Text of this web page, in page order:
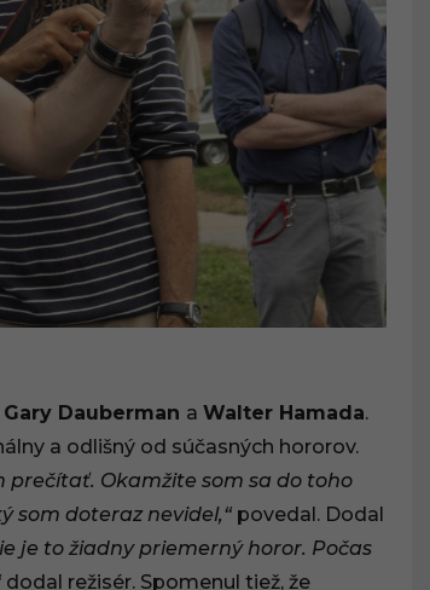
Gary Dauberman a Walter Hamada.
a odlišný od súčasných hororov.
prečítať. Okamžite som sa do toho
som doteraz nevidel,“ povedal. Dodal
je to žiadny priemerný horor. Počas
dodal režisér. Spomenul tiež, že